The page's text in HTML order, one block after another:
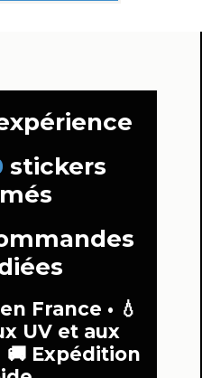
stickers
France • 💧
UV et aux
🚚 Expédition